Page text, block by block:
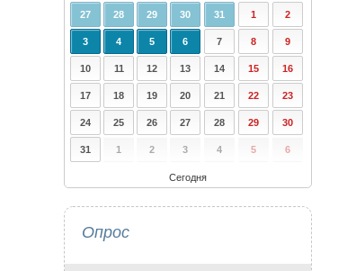
27 28 29 30 31 1 2
3 4 5 6 7 8 9
10 11 12 13 14 15 16
17 18 19 20 21 22 23
24 25 26 27 28 29 30
31 1 2 3 4 5 6
Сегодня
Опрос